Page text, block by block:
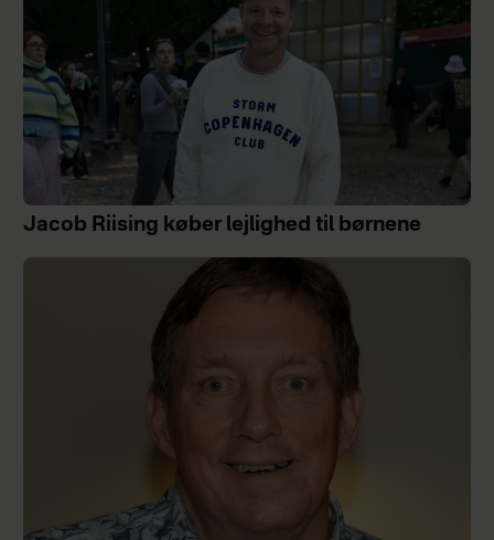
Jacob Riising køber lejlighed til børnene